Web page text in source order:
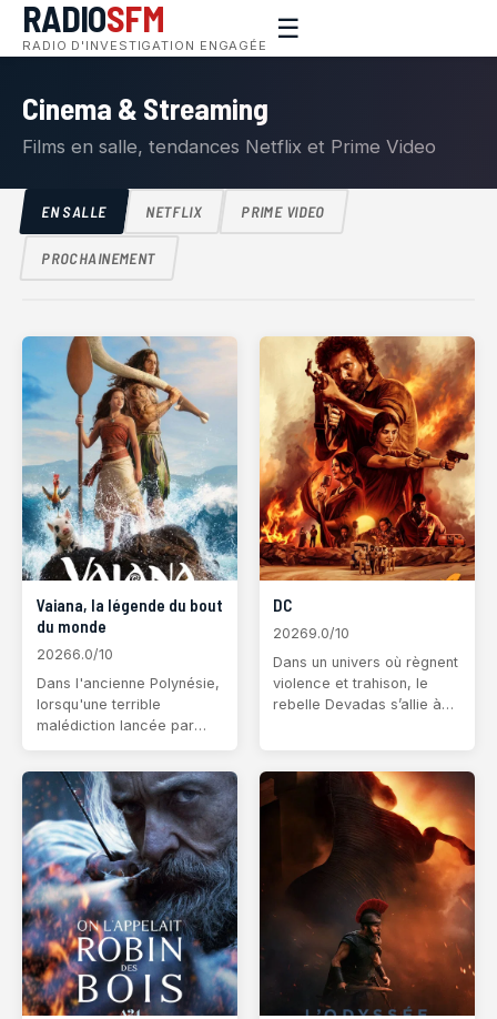
RADIOSFM
RADIO D'INVESTIGATION ENGAGÉE
☰
Cinema & Streaming
Films en salle, tendances Netflix et Prime Video
EN SALLE NETFLIX PRIME VIDEO
PROCHAINEMENT
Vaiana, la légende du bout
du monde
20266.0/10
Dans l'ancienne Polynésie,
lorsqu'une terrible
malédiction lancée par
impétueux, sa fille
obstinée répond à l'appel
de l'océan et part à la
recherche du demi-dieu
pour rét
DC
20269.0/10
Dans un univers où règnent
violence et trahison, le
rebelle Devadas s’allie à
sang, leur loyauté sera
mise à l’épreuve dans un
combat où survivre devient